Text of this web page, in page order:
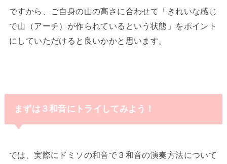
ですから、ご自身の山の高さに合わせて「きれいな感じ
で山（アーチ）が作られているという状態」をポイント
にしていただけると良いかかと思います。
まずは３和音にトライしてみよう！
では、実際にドミソの和音で３和音の演奏方法について